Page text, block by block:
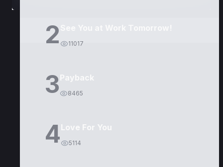
2 11017
3Payback
8465
4Love For You
5114